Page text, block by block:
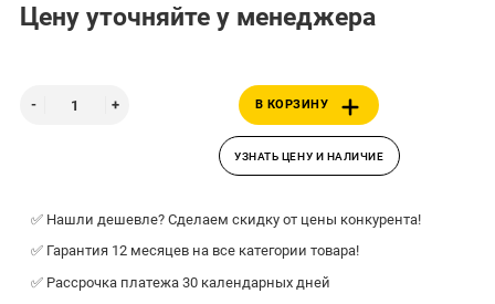
Цену уточняйте у менеджера
В КОРЗИНУ
УЗНАТЬ ЦЕНУ И НАЛИЧИЕ
✅ Нашли дешевле? Сделаем скидку от цены конкурента!
✅ Гарантия 12 месяцев на все категории товара!
✅ Рассрочка платежа 30 календарных дней